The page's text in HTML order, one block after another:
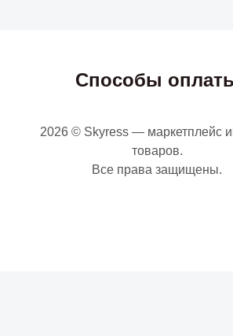
Способы
2026 © Skyress — маркетплейс
товаров.
Все права защищены.